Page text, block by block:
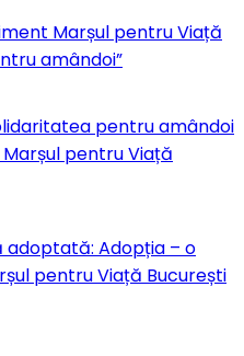
Marșul pentru Viață
amândoi”
pentru amândoi
pentru Viață
adoptată: Adopția – o
pentru Viață București